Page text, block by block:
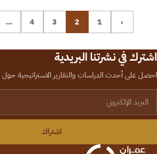
‹
1
2
3
4
…
اشترك في نشرتنا البريدية
احصل على أحدث الدراسات والتقارير الاستراتيجية
اشتراك